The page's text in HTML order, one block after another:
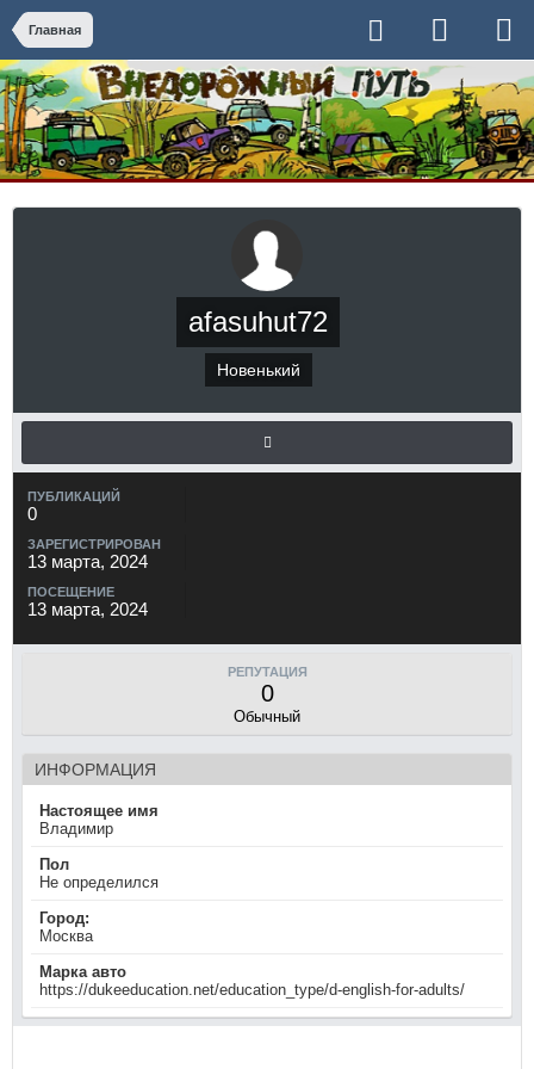
Главная
afasuhut72
Новенький
ПУБЛИКАЦИЙ
0
ЗАРЕГИСТРИРОВАН
13 марта, 2024
ПОСЕЩЕНИЕ
13 марта, 2024
РЕПУТАЦИЯ
0
Обычный
ИНФОРМАЦИЯ
Настоящее имя
Владимир
Пол
Не определился
Город:
Москва
Марка авто
https://dukeeducation.net/education_type/d-english-for-adults/